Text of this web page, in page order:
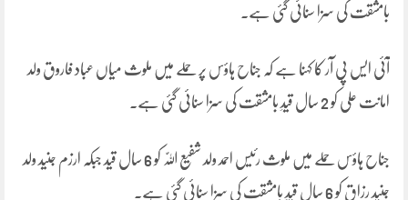
بامشقت کی سزا سنائی گئی ہے۔
آئی ایس پی آر کا کہنا ہے کہ جناح ہاؤس پر حملے میں ملوث میاں عباد فاروق ولد
امانت علی کو 2 سال قیدِ بامشقت کی سزا سنائی گئی ہے۔
جناح ہاؤس حملے میں ملوث رئیس احمد ولد شفیع اللّٰہ کو 6 سال قید جبکہ ارزم جنید ولد
جنید رزاق کو 6 سال قیدِ بامشقت کی سزا سنائی گئی ہے۔